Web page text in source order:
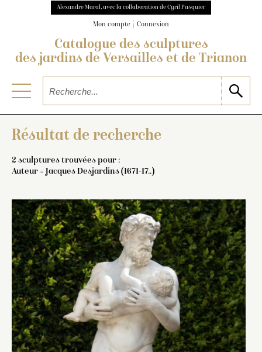
Alexandre Maral, avec la collaboration de Cyril Pasquier
Mon compte Connexion
Catalogue des sculptures
des jardins de Versailles et de Trianon
Résultat de recherche
2 sculptures trouvées pour :
Auteur = Jacques Desjardins (1671-17..)